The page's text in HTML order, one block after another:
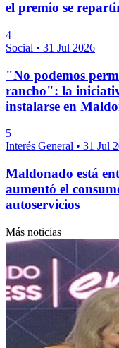
el premio se
4
Social • 31 Jul 2026
"No podemos
rancho": la
instalarse en
5
Interés General • 31 Jul
Maldonado está
aumentó el
autoservicios
Más noticias